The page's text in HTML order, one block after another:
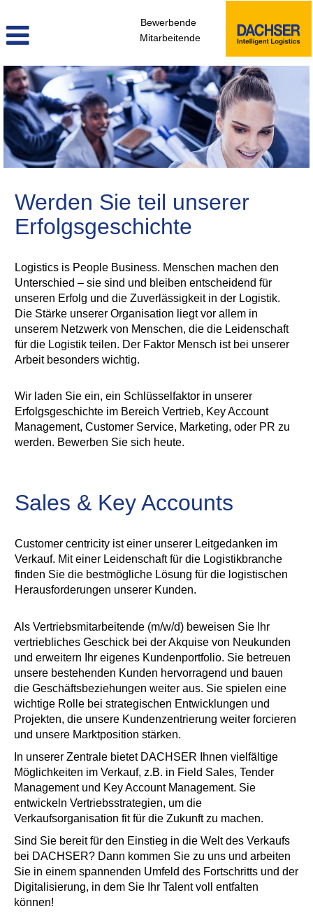
Bewerbende
Mitarbeitende
Verkauf,
Marketing,
PR
Werden Sie teil unserer
Erfolgsgeschichte
Logistics is People Business. Menschen machen den
Unterschied – sie sind und bleiben entscheidend für
unseren Erfolg und die Zuverlässigkeit in der Logistik.
Die Stärke unserer Organisation liegt vor allem in
unserem Netzwerk von Menschen, die die Leidenschaft
für die Logistik teilen. Der Faktor Mensch ist bei unserer
Arbeit besonders wichtig.
Wir laden Sie ein, ein Schlüsselfaktor in unserer
Erfolgsgeschichte im Bereich Vertrieb, Key Account
Management, Customer Service, Marketing, oder PR zu
werden. Bewerben Sie sich heute.
Sales & Key Accounts
Customer centricity ist einer unserer Leitgedanken im
Verkauf. Mit einer Leidenschaft für die Logistikbranche
finden Sie die bestmögliche Lösung für die logistischen
Herausforderungen unserer Kunden.
Als Vertriebsmitarbeitende (m/w/d) beweisen Sie Ihr
vertriebliches Geschick bei der Akquise von Neukunden
und erweitern Ihr eigenes Kundenportfolio. Sie betreuen
unsere bestehenden Kunden hervorragend und bauen
die Geschäftsbeziehungen weiter aus. Sie spielen eine
wichtige Rolle bei strategischen Entwicklungen und
Projekten, die unsere Kundenzentrierung weiter forcieren
und unsere Marktposition stärken.
In unserer Zentrale bietet DACHSER Ihnen vielfältige
Möglichkeiten im Verkauf, z.B. in Field Sales, Tender
Management und Key Account Management. Sie
entwickeln Vertriebsstrategien, um die
Verkaufsorganisation fit für die Zukunft zu machen.
Sind Sie bereit für den Einstieg in die Welt des Verkaufs
bei DACHSER? Dann kommen Sie zu uns und arbeiten
Sie in einem spannenden Umfeld des Fortschritts und der
Digitalisierung, in dem Sie Ihr Talent voll entfalten
können!